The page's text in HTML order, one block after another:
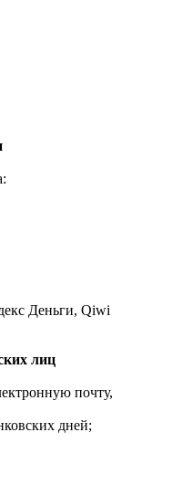
Деньги, Qiwi
лиц
почту,
дней;